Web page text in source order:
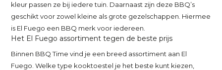
kleur passen ze bij iedere tuin. Daarnaast zijn deze BBQ’s
geschikt voor zowel kleine als grote gezelschappen. Hiermee
is El Fuego een BBQ merk voor iedereen.
Het El Fuego assortiment tegen de beste prijs
Binnen BBQ Time vind je een breed assortiment aan El
Fuego. Welke type kooktoestel je het beste kunt kiezen,